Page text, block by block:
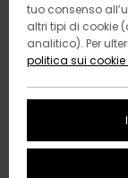
tuo consenso
altri tipi di cookie
analitico). Per
politica sui cookie